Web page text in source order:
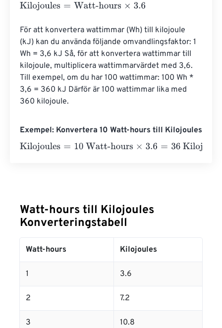
Kilojoules=Watt-hours×3.6
För att konvertera wattimmar (Wh) till kilojoule
(kJ) kan du använda följande omvandlingsfaktor: 1
Wh = 3,6 kJ Så, för att konvertera wattimmar till
kilojoule, multiplicera wattimmarvärdet med 3,6.
Till exempel, om du har 100 wattimmar: 100 Wh *
3,6 = 360 kJ Därför är 100 wattimmar lika med
360 kilojoule.
Exempel: Konvertera 10 Watt-hours till Kilojoules
Kilojoules=10 Watt-hours×3.6=36 Kilojoules
Watt-hours till Kilojoules
Konverteringstabell
Watt-hours Kilojoules
1 3.6
2 7.2
3 10.8